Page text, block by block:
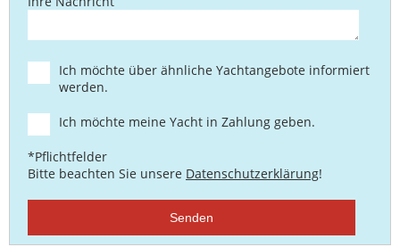
Ich möchte über ähnliche Yachtangebote informiert
werden.
Ich möchte meine Yacht in Zahlung geben.
*Pflichtfelder
Bitte beachten Sie unsere Datenschutzerklärung!
Senden